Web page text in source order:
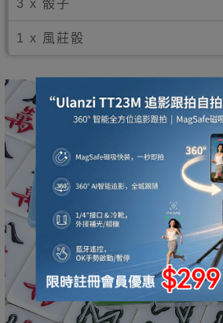
3 x 骰子
1 x 風莊 骰